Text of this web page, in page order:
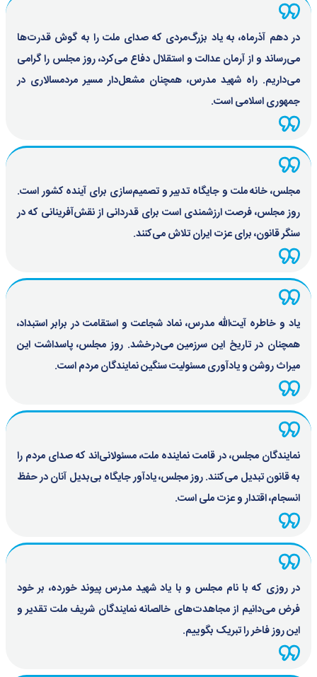
در دهم آذرماه، به یاد بزرگ‌مردی که صدای ملت را به گوش قدرت‌ها
می‌رساند و از آرمان عدالت و استقلال دفاع می‌کرد، روز مجلس را گرامی
می‌داریم. راه شهید مدرس، همچنان مشعل‌دار مسیر مردمسالاری در
جمهوری اسلامی است.
مجلس، خانه ملت و جایگاه تدبیر و تصمیم‌سازی برای آینده کشور است.
روز مجلس، فرصت ارزشمندی است برای قدردانی از نقش‌آفرینانی که در
سنگر قانون، برای عزت ایران تلاش می‌کنند.
یاد و خاطره آیت‌الله مدرس، نماد شجاعت و استقامت در برابر استبداد،
همچنان در تاریخ این سرزمین می‌درخشد. روز مجلس، پاسداشت این
میراث روشن و یادآوری مسئولیت سنگین نمایندگان مردم است.
نمایندگان مجلس، در قامت نماینده ملت، مسئولانی‌اند که صدای مردم را
به قانون تبدیل می‌کنند. روز مجلس، یادآور جایگاه بی‌بدیل آنان در حفظ
انسجام، اقتدار و عزت ملی است.
در روزی که با نام مجلس و با یاد شهید مدرس پیوند خورده، بر خود
فرض می‌دانیم از مجاهدت‌های خالصانه نمایندگان شریف ملت تقدیر و
این روز فاخر را تبریک بگوییم.